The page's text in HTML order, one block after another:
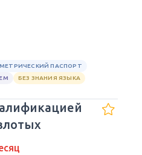
ПАСПОРТ
БЕЗ ЗНАНИЯ ЯЗЫКА